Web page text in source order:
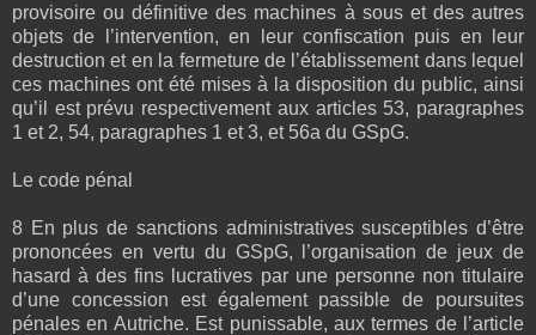
provisoire ou définitive des machines à sous et des autres
objets de l’intervention, en leur confiscation puis en leur
destruction et en la fermeture de l’établissement dans lequel
ces machines ont été mises à la disposition du public, ainsi
qu’il est prévu respectivement aux articles 53, paragraphes
1 et 2, 54, paragraphes 1 et 3, et 56a du GSpG.
Le code pénal
8 En plus de sanctions administratives susceptibles d’être
prononcées en vertu du GSpG, l’organisation de jeux de
hasard à des fins lucratives par une personne non titulaire
d’une concession est également passible de poursuites
pénales en Autriche. Est punissable, aux termes de l’article